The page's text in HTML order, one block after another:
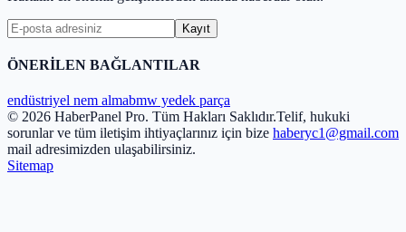
Kayıt
ÖNERİLEN BAĞLANTILAR
endüstriyel nem almabmw yedek parça
© 2026 HaberPanel Pro. Tüm Hakları Saklıdır.Telif, hukuki
sorunlar ve tüm iletişim ihtiyaçlarınız için bize haberyc1@gmail.com
mail adresimizden ulaşabilirsiniz.
Sitemap